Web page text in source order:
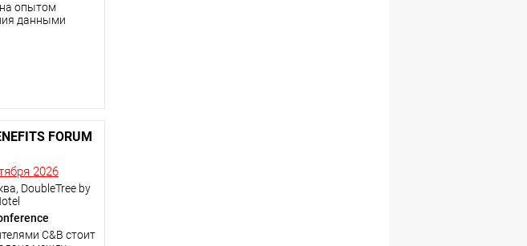
опытом
данными
FORUM
2026
DoubleTree by
C&B стоит